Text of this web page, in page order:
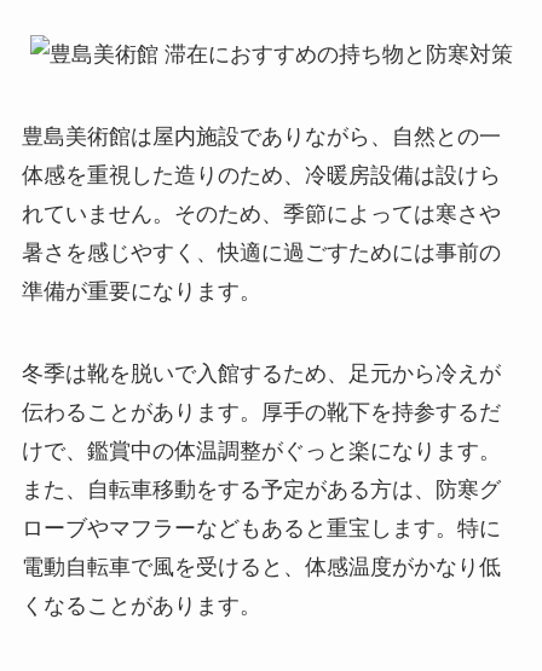
豊島美術館は屋内施設でありながら、自然との一
体感を重視した造りのため、冷暖房設備は設けら
れていません。そのため、季節によっては寒さや
暑さを感じやすく、快適に過ごすためには事前の
準備が重要になります。
冬季は靴を脱いで入館するため、足元から冷えが
伝わることがあります。厚手の靴下を持参するだ
けで、鑑賞中の体温調整がぐっと楽になります。
また、自転車移動をする予定がある方は、防寒グ
ローブやマフラーなどもあると重宝します。特に
電動自転車で風を受けると、体感温度がかなり低
くなることがあります。